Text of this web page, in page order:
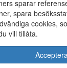
sparar
spara
cookies,
vill tillåta.